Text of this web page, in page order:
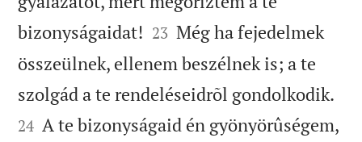
bizonyságaidat! 

23 Még ha fejedelmek
összeülnek, ellenem beszélnek is; a te
szolgád a te rendeléseidrõl gondolkodik.
24 A te bizonyságaid én gyönyörûségem,